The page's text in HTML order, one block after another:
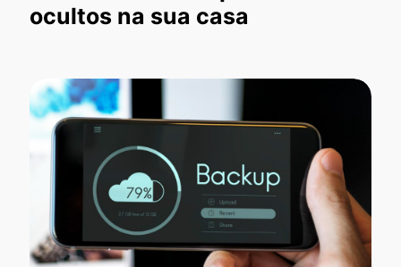
ocultos na sua casa